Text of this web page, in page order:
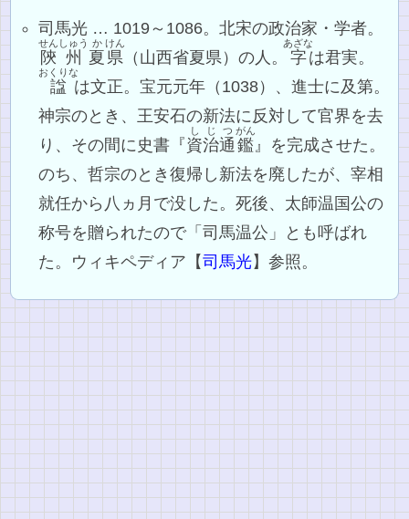
司馬光 … 1019～1086。北宋の政治家・学者。
陝
せん
州
しゅう
夏
か
県
けん
（山西省夏県）の人。 字
あざな
は君実。
諡
おくりな
は文正。宝元元年（1038）、進士に及第。
神宗のとき、王安石の新法に反対して官界を去
り、その間に史書『資治
しじ
通
つ
鑑
がん
』を完成させた。
のち、哲宗のとき復帰し新法を廃したが、宰相
就任から八ヵ月で没した。死後、太師温国公の
称号を贈られたので「司馬温公」とも呼ばれ
た。ウィキペディア【司馬光】参照。